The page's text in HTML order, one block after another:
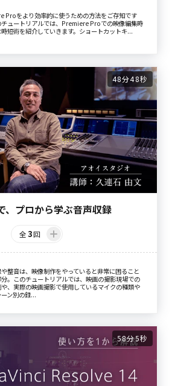
Proをより効率的に使うための方法をご存知です
ュートリアルでは、Premiere Proでの映像編集時
短術を紹介していきます。ショートカットキ...
48分48秒
、プロから学ぶ音声収録
全3回
整音は、映像制作をやっていると非常に困ること
。このチュートリアルでは、映画の撮影現場での
、実際の映画撮影で使用しているマイクの種類や
ン別の録...
58分5秒